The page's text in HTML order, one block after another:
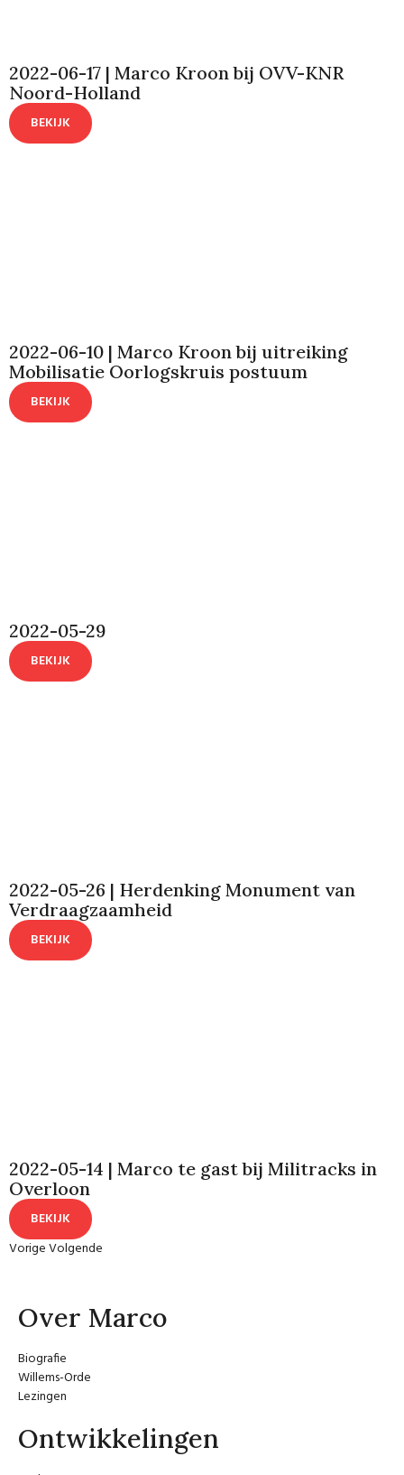
2022-06-17 | Marco Kroon bij OVV-KNR
Noord-Holland
BEKIJK
2022-06-10 | Marco Kroon bij uitreiking
Mobilisatie Oorlogskruis postuum
BEKIJK
2022-05-29
BEKIJK
2022-05-26 | Herdenking Monument van
Verdraagzaamheid
BEKIJK
2022-05-14 | Marco te gast bij Militracks in
Overloon
BEKIJK
VorigeVolgende
Over Marco
Biografie
Willems-Orde
Lezingen
Ontwikkelingen